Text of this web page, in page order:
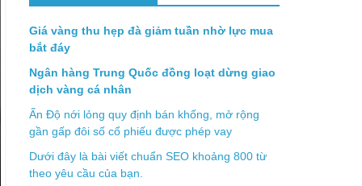
Giá vàng thu hẹp đà giảm tuần nhờ lực mua
bắt đáy
Ngân hàng Trung Quốc đồng loạt dừng giao
dịch vàng cá nhân
Ấn Độ nới lỏng quy định bán khống, mở rộng
gần gấp đôi số cổ phiếu được phép vay
Dưới đây là bài viết chuẩn SEO khoảng 800 từ
theo yêu cầu của bạn.